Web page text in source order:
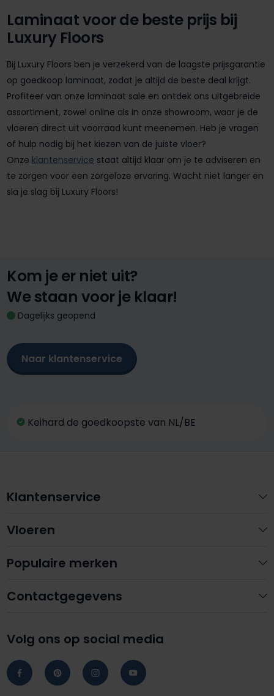
Laminaat voor de beste prijs bij
Luxury Floors
Bij Luxury Floors ben je verzekerd van de laagste prijsgarantie
op goedkoop laminaat, zodat je altijd de beste deal krijgt.
Profiteer van onze laminaat sale en ontdek ons uitgebreide
assortiment, zowel online als in onze showroom, waar je de
vloeren direct uit voorraad kunt meenemen. Heb je vragen
of hulp nodig bij het kiezen van de juiste vloer?
Onze klantenservice staat altijd klaar om je te adviseren en
te zorgen voor een zorgeloze ervaring. Wacht niet langer en
sla je slag bij Luxury Floors!
Kom je er niet uit?
We staan voor je klaar!
Dagelijks geopend
Naar klantenservice
Keihard de goedkoopste van NL/BE
Contactgegevens
Volg ons op social media
Klantenservice
Vloeren
Populaire merken